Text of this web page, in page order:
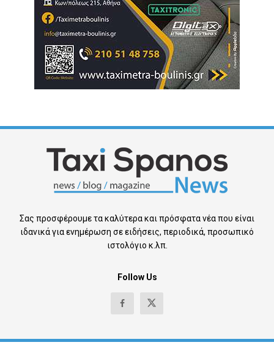
Σας προσφέρουμε τα καλύτερα και πρόσφατα νέα που είναι
ιδανικά για ενημέρωση σε ειδήσεις, περιοδικά, προσωπικό
ιστολόγιο κ.λπ.
Follow Us